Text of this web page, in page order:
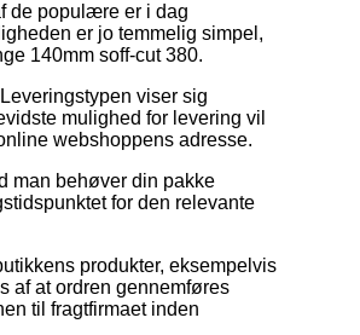
de populære er i dag
er jo temmelig simpel,
140mm soff-cut 380.
viser sig
mulighed for levering vil
webshoppens adresse.
man behøver din pakke
for den relevante
produkter, eksempelvis
af at ordren gennemføres
til fragtfirmaet inden